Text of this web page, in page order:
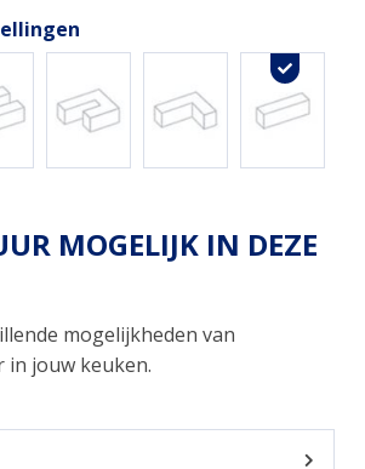
MOGELIJK IN DEZE
mogelijkheden van
jouw keuken.